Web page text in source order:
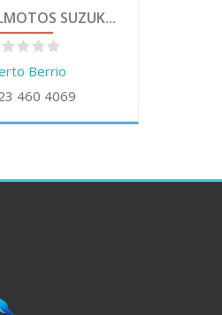
SUZUK...
Berrio
460 4069